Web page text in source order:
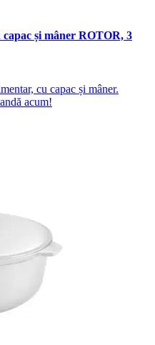
și mâner ROTOR, 3
cu capac și mâner.
acum!